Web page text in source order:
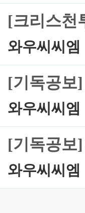
[크리스천
와우씨씨엠
[기독공보
와우씨씨엠
[기독공보
와우씨씨엠